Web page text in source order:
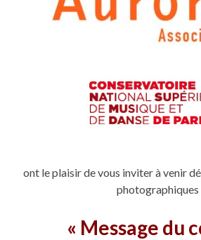
ont le plaisir de vous inviter à venir
photographiques
« Message du